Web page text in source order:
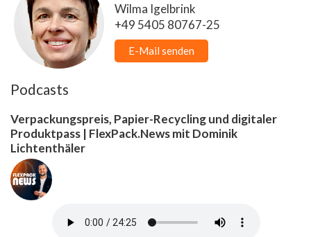
Wilma Igelbrink
+49 5405 80767-25
E-Mail senden
Podcasts
Verpackungspreis, Papier-Recycling und digitaler
Produktpass | FlexPack.News mit Dominik
Lichtenthäler